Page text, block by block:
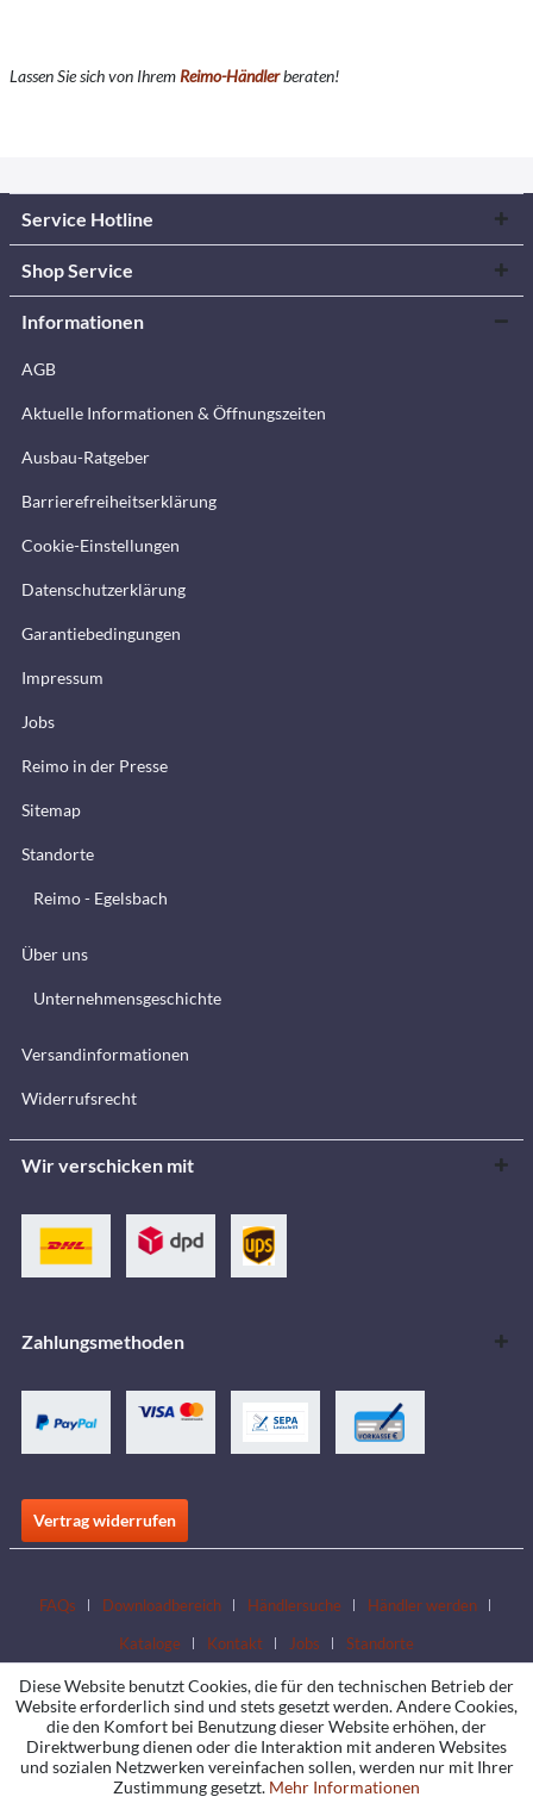
Lassen Sie sich von Ihrem Reimo-Händlerberaten!
Service Hotline
Shop Service
Informationen
AGB
Aktuelle Informationen & Öffnungszeiten
Ausbau-Ratgeber
Barrierefreiheitserklärung
Cookie-Einstellungen
Datenschutzerklärung
Garantiebedingungen
Impressum
Jobs
Reimo in der Presse
Sitemap
Standorte
Reimo - Egelsbach
Über uns
Unternehmensgeschichte
Versandinformationen
Widerrufsrecht
Wir verschicken mit
Zahlungsmethoden
Vertrag widerrufen
FAQs Downloadbereich Händlersuche
Händler werden
Kataloge
Kontakt Jobs Standorte
Diese Website benutzt Cookies, die für den technischen Betrieb der
Website erforderlich sind und stets gesetzt werden. Andere Cookies,
die den Komfort bei Benutzung dieser Website erhöhen, der
Direktwerbung dienen oder die Interaktion mit anderen Websites
und sozialen Netzwerken vereinfachen sollen, werden nur mit Ihrer
Zustimmung gesetzt. Mehr Informationen